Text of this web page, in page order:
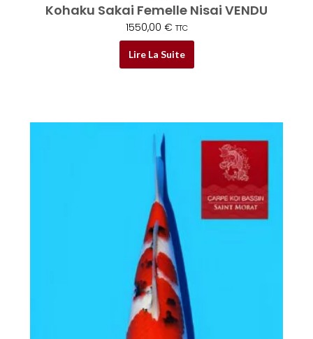
Kohaku Sakai Femelle Nisai VENDU
1550,00 € TTC
Lire La Suite